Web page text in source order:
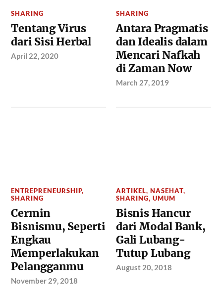
SHARING
Tentang Virus
dari Sisi Herbal
April 22, 2020
SHARING
Antara Pragmatis
dan Idealis dalam
Mencari Nafkah
di Zaman Now
March 27, 2019
ENTREPRENEURSHIP,
SHARING
Cermin
Bisnismu, Seperti
Engkau
Memperlakukan
Pelangganmu
November 29, 2018
ARTIKEL,NASEHAT,
SHARING,UMUM
Bisnis Hancur
dari Modal Bank,
Gali Lubang-
Tutup Lubang
August 20, 2018